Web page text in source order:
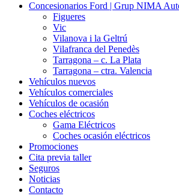
Concesionarios Ford | Grup NIMA
Figueres
Vic
Vilanova i la Geltrú
Vilafranca del Penedès
Tarragona – c. La Plata
Tarragona – ctra. Valencia
Vehículos nuevos
Vehículos comerciales
Vehículos de ocasión
Coches eléctricos
Gama Eléctricos
Coches ocasión eléctricos
Promociones
Cita previa taller
Seguros
Noticias
Contacto